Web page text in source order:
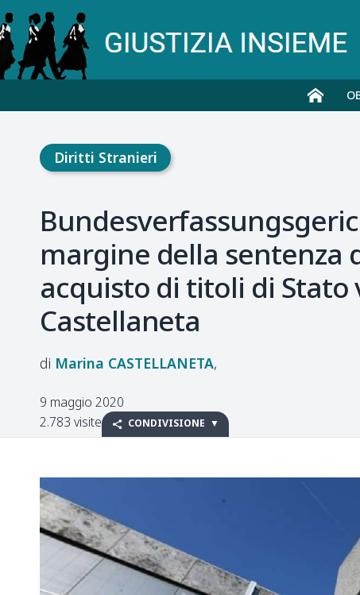
Diritti Stranieri
margine della sentenza
acquisto di titoli di
Castellaneta
Marina CASTELLANETA
9 maggio 2020
2.783 visite
CONDIVISIONE